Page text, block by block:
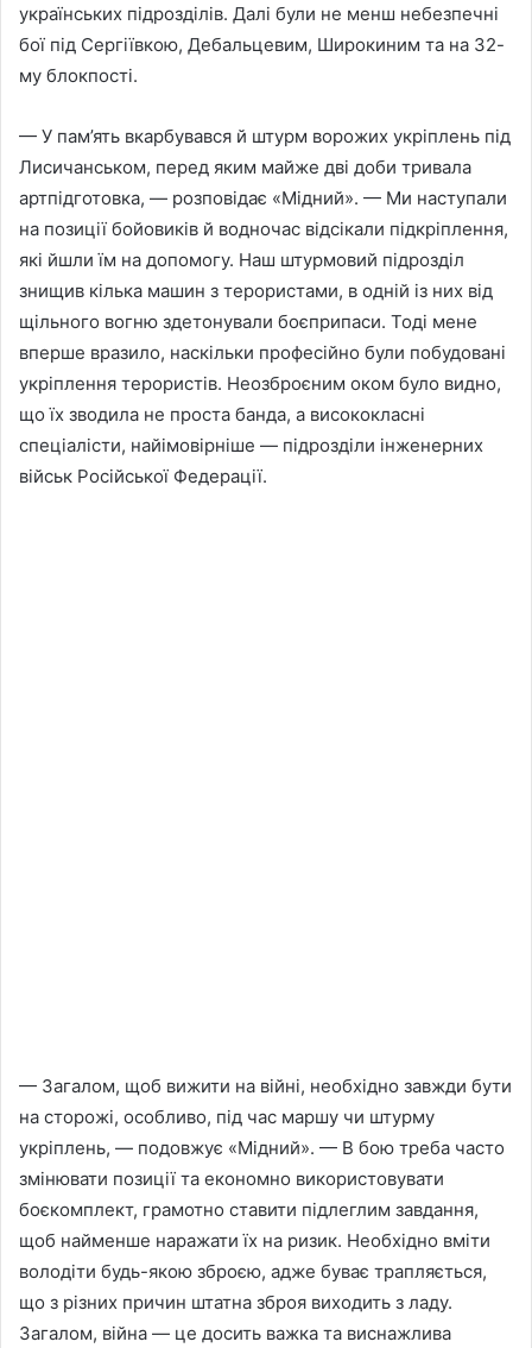
українських підрозділів. Далі були не менш небезпечні
бої під Сергіївкою, Дебальцевим, Широкиним та на 32-
му блокпості.
— У пам’ять вкарбувався й штурм ворожих укріплень під
Лисичанськом, перед яким майже дві доби тривала
артпідготовка, — розповідає «Мідний». — Ми наступали
на позиції бойовиків й водночас відсікали підкріплення,
які йшли їм на допомогу. Наш штурмовий підрозділ
знищив кілька машин з терористами, в одній із них від
щільного вогню здетонували боєприпаси. Тоді мене
вперше вразило, наскільки професійно були побудовані
укріплення терористів. Неозброєним оком було видно,
що їх зводила не проста банда, а висококласні
спеціалісти, найімовірніше — підрозділи інженерних
військ Російської Федерації.
— Загалом, щоб вижити на війні, необхідно завжди бути
на сторожі, особливо, під час маршу чи штурму
укріплень, — подовжує «Мідний». — В бою треба часто
змінювати позиції та економно використовувати
боєкомплект, грамотно ставити підлеглим завдання,
щоб найменше наражати їх на ризик. Необхідно вміти
володіти будь-якою зброєю, адже буває трапляється,
що з різних причин штатна зброя виходить з ладу.
Загалом, війна — це досить важка та виснажлива